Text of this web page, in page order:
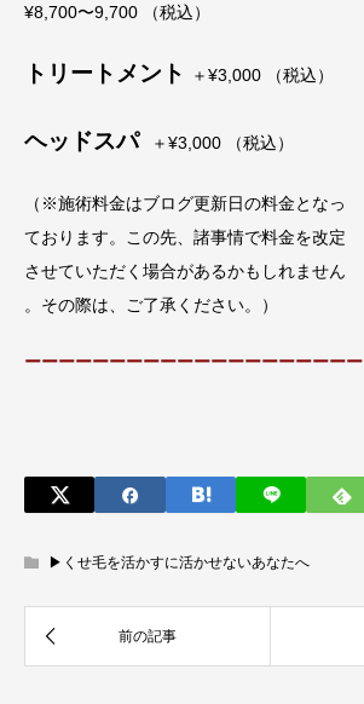
¥8,700〜9,700 （税込）
トリートメント ＋¥3,000 （税込）
ヘッドスパ ＋¥3,000 （税込）
（※施術料金はブログ更新日の料金となっ
ております。この先、諸事情で料金を改定
させていただく場合があるかもしれません
。その際は、ご了承ください。）
ーーーーーーーーーーーーーーーーーーーー
▶︎くせ毛を活かすに活かせないあなたへ